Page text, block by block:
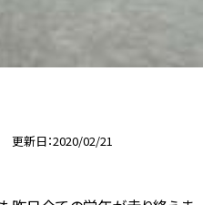
更新日 2020/02/21